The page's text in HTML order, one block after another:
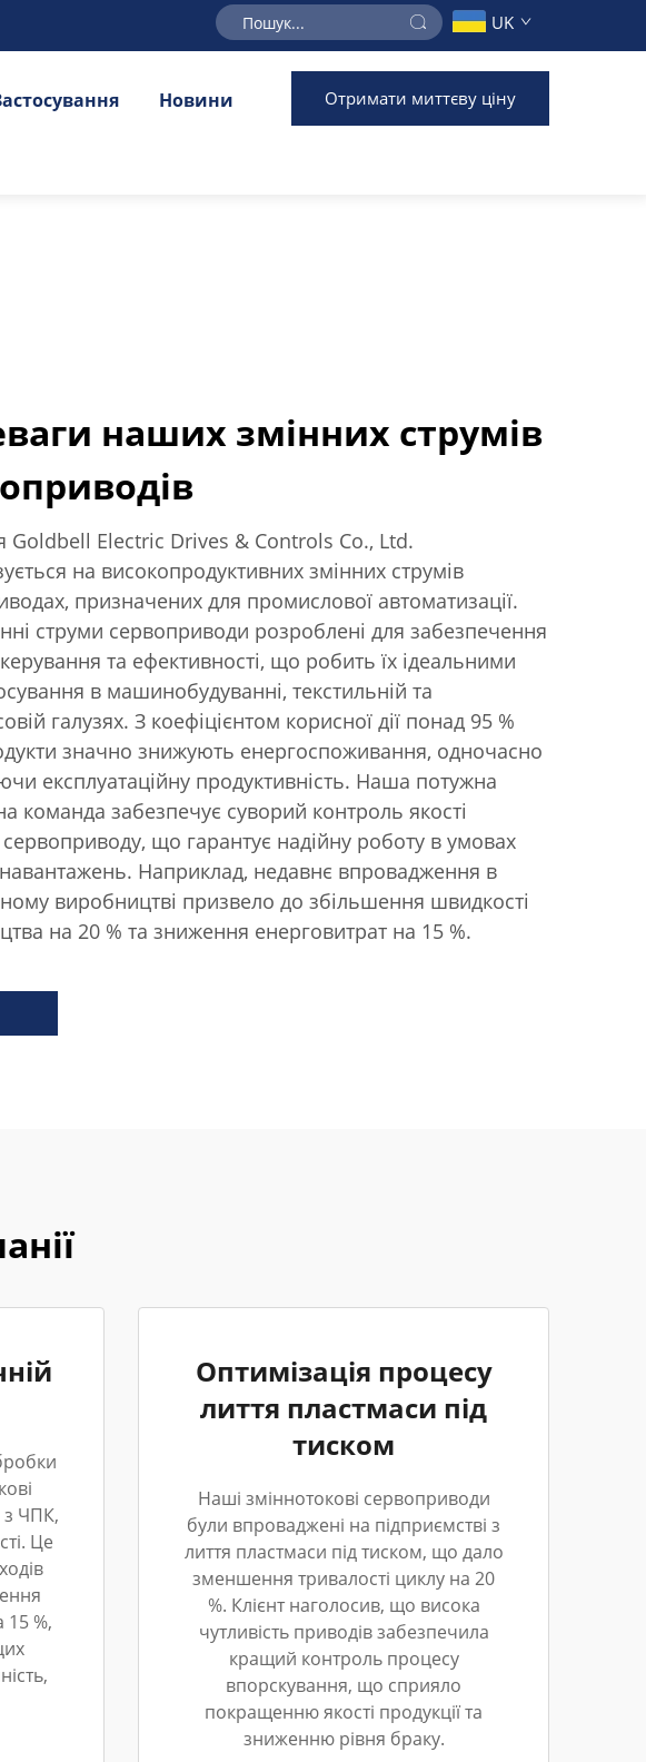
UK
Новини Отримати миттєву ціну
наших змінних струмів
Goldbell Electric Drives & Controls Co., Ltd.
на високопродуктивних змінних струмів
призначених для промислової автоматизації.
струми сервоприводи розроблені для забезпечення
та ефективності, що робить їх ідеальними
в машинобудуванні, текстильній та
галузях. З коефіцієнтом корисної дії понад 95 %
значно знижують енергоспоживання, одночасно
експлуатаційну продуктивність. Наша потужна
команда забезпечує суворий контроль якості
що гарантує надійну роботу в умовах
Наприклад, недавнє впровадження в
виробництві призвело до збільшення швидкості
на 20 % та зниження енерговитрат на 15 %.
з ЧПК,
Це
15 %,
Оптимізація процесу
лиття пластмаси під
тиском
Наші зміннотокові сервоприводи
були впроваджені на підприємстві з
лиття пластмаси під тиском, що дало
зменшення тривалості циклу на 20
%. Клієнт наголосив, що висока
чутливість приводів забезпечила
кращий контроль процесу
впорскування, що сприяло
покращенню якості продукції та
зниженню рівня браку.